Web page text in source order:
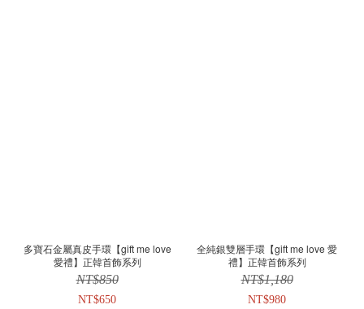
多寶石金屬真皮手環【gift me love
愛禮】正韓首飾系列
NT$850
NT$650
全純銀雙層手環【gift me love 愛
禮】正韓首飾系列
NT$1,180
NT$980